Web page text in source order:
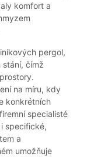
komfort a
pergol,
stání, čímž
na míru, kdy
konkrétních
specialisté
specifické,
a
umožňuje